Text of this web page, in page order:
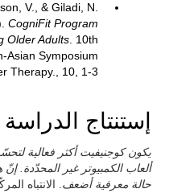
V., & Giladi, N.
CogniFit Program
Older Adults . 10th
Asian Symposium
Therapy., 10, 1-3.
إستنتاج الدراسة
يكون كوجنيفيت أكثر فعالية
ألعاب الكمبيوتر غير المحدّدة.
حالة معرفية أضعف